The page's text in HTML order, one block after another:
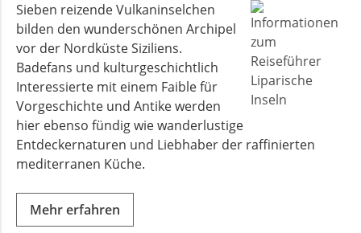
Sieben reizende Vulkaninselchen
bilden den wunderschönen Archipel
vor der Nordküste Siziliens.
Badefans und kulturgeschichtlich
Interessierte mit einem Faible für
Vorgeschichte und Antike werden
hier ebenso fündig wie wanderlustige
Entdeckernaturen und Liebhaber der raffinierten
mediterranen Küche.
Mehr erfahren